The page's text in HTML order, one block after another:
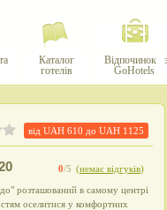
Каталог
готелів
Відпочинок
GoHotels
від UAH610 до UAH 1125
0/5 (немає відгуків)
розташований в самому центрі
оселитися у комфортних